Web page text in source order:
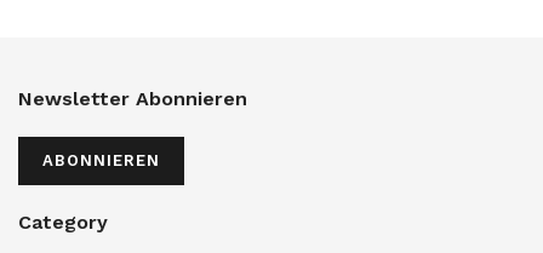
Newsletter Abonnieren
ABONNIEREN
Category